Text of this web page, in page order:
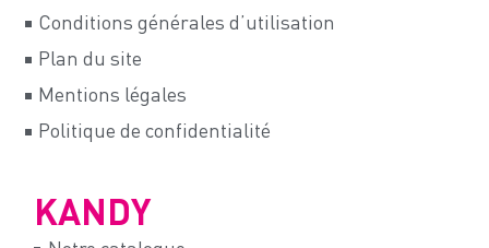
Conditions générales d’utilisation
Plan du site
Mentions légales
Politique de confidentialité
KANDY